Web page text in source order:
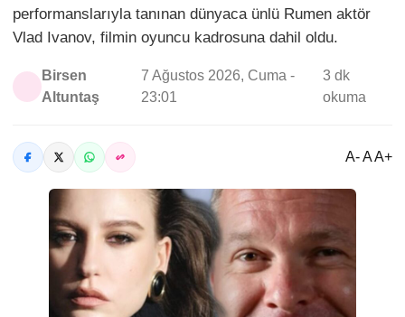
performanslarıyla tanınan dünyaca ünlü Rumen aktör
Vlad Ivanov, filmin oyuncu kadrosuna dahil oldu.
Birsen
Altuntaş
7 Ağustos 2026, Cuma -
23:01
3 dk
okuma
A- A A+